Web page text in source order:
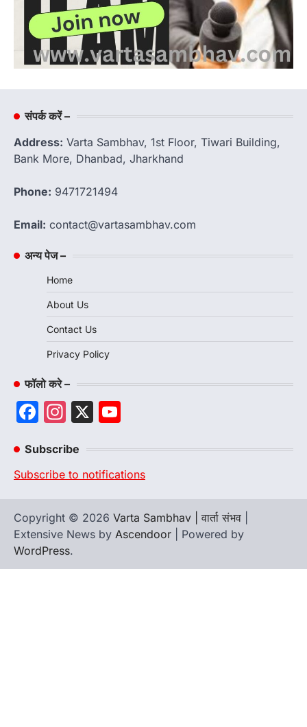
संपर्क करें –
Address: Varta Sambhav, 1st Floor, Tiwari Building,
Bank More, Dhanbad, Jharkhand
Phone: 9471721494
Email: contact@vartasambhav.com
अन्य पेज –
Home
About Us
Contact Us
Privacy Policy
फॉलो करे –
Facebook
Instagram
X
Subscribe
Subscribe to notifications
Copyright © 2026 Varta Sambhav | वार्ता संभव
Extensive News by Ascendoor | Powered by
WordPress.